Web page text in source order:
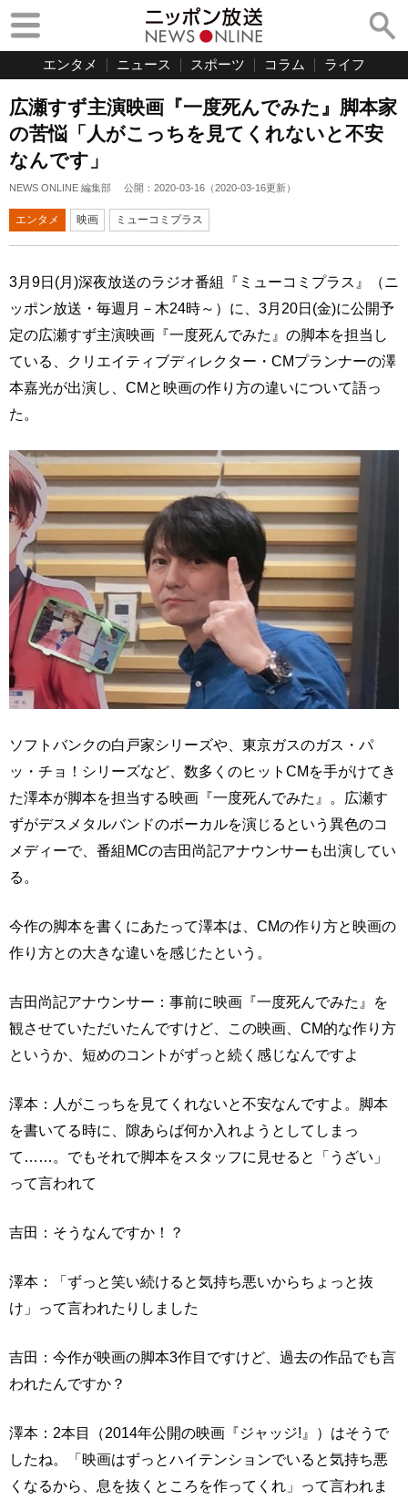
エンタメ ニュース スポーツ コラム ライフ
広瀬すず主演映画『一度死んでみた』脚本家
の苦悩「人がこっちを見てくれないと不安
なんです」
NEWS ONLINE 編集部 公開： 2020-03-16 （2020-03-16更新）
エンタメ 映画 ミューコミプラス
3月9日(月)深夜放送のラジオ番組『ミューコミプラス』（ニ
ッポン放送・毎週月－木24時～）に、3月20日(金)に公開予
定の広瀬すず主演映画『一度死んでみた』の脚本を担当し
ている、クリエイティブディレクター・CMプランナーの澤
本嘉光が出演し、CMと映画の作り方の違いについて語っ
た。
ソフトバンクの白戸家シリーズや、東京ガスのガス・パ
ッ・チョ！シリーズなど、数多くのヒットCMを手がけてき
た澤本が脚本を担当する映画『一度死んでみた』。広瀬す
ずがデスメタルバンドのボーカルを演じるという異色のコ
メディーで、番組MCの吉田尚記アナウンサーも出演してい
る。
今作の脚本を書くにあたって澤本は、CMの作り方と映画の
作り方との大きな違いを感じたという。
吉田尚記アナウンサー：事前に映画『一度死んでみた』を
観させていただいたんですけど、この映画、CM的な作り方
というか、短めのコントがずっと続く感じなんですよ
澤本：人がこっちを見てくれないと不安なんですよ。脚本
を書いてる時に、隙あらば何か入れようとしてしまっ
て……。でもそれで脚本をスタッフに見せると「うざい」
って言われて
吉田：そうなんですか！？
澤本：「ずっと笑い続けると気持ち悪いからちょっと抜
け」って言われたりしました
吉田：今作が映画の脚本3作目ですけど、過去の作品でも言
われたんですか？
澤本：2本目（2014年公開の映画『ジャッジ!』）はそうで
したね。「映画はずっとハイテンションでいると気持ち悪
くなるから、息を抜くところを作ってくれ」って言われま